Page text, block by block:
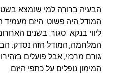
הבעיה ברורה למי שנמצא
המודל היה פשוט: היזם מעמיד
ליווי בנקאי סגור. בשנים
המלחמה, המודל הזה נסדק.
גורם מרכזי, אבל פועלים
המימון נופלים על כתפי היזם.